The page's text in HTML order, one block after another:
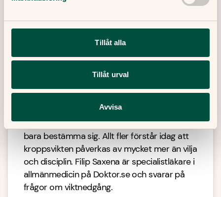
Tillåt alla
Tillåt urval
Avvisa
Därför kan det vara svårt att gå ner
Att gå ner i vikt är sällan så enkelt som att
bara bestämma sig. Allt fler förstår idag att
kroppsvikten påverkas av mycket mer än vilja
och disciplin. Filip Saxena är specialistläkare i
allmänmedicin på Doktor.se och svarar på
frågor om viktnedgång.